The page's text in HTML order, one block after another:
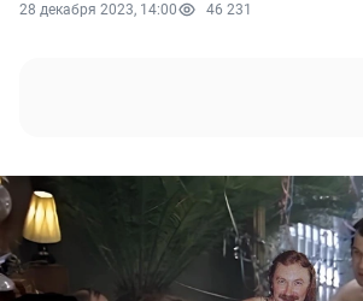
28 декабря 2023, 14:00 46 231